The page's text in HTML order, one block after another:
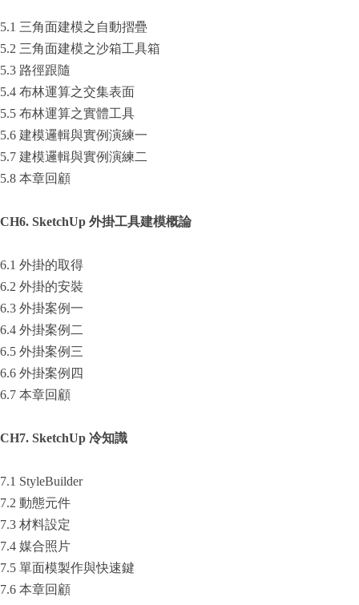
5.1 三角面建模之自動摺疊
5.2 三角面建模之沙箱工具箱
5.3 路徑跟隨
5.4 布林運算之交集表面
5.5 布林運算之實體工具
5.6 建模邏輯與實例演練一
5.7 建模邏輯與實例演練二
5.8 本章回顧
CH6. SketchUp 外掛工具建模概論
6.1 外掛的取得
6.2 外掛的安裝
6.3 外掛案例一
6.4 外掛案例二
6.5 外掛案例三
6.6 外掛案例四
6.7 本章回顧
CH7. SketchUp 冷知識
7.1 StyleBuilder
7.2 動態元件
7.3 材料設定
7.4 媒合照片
7.5 單面模製作與快速鍵
7.6 本章回顧